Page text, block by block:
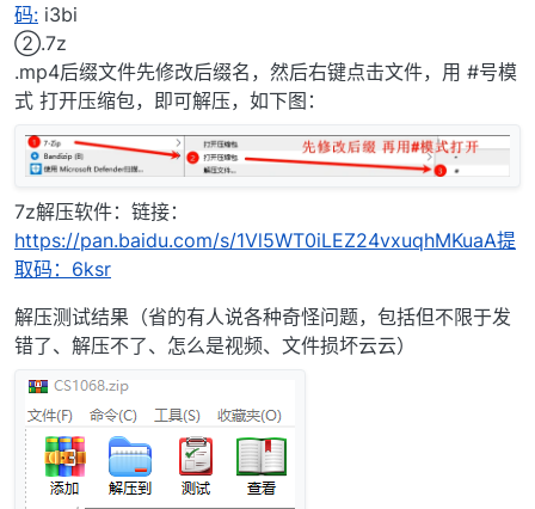
码: i3bi
②.7z
.mp4后缀文件先修改后缀名，然后右键点击文件，用 #号模
式 打开压缩包，即可解压，如下图：
7z解压软件：链接：
https://pan.baidu.com/s/1Vl5WT0iLEZ24vxuqhMKuaA提
取码：6ksr
解压测试结果（省的有人说各种奇怪问题，包括但不限于发
错了、解压不了、怎么是视频、文件损坏云云）